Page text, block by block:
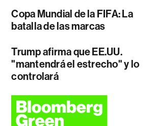
Copa Mundial de la FIFA: La
batalla de las marcas
Trump afirma que EE.UU.
"mantendrá el estrecho" y lo
controlará